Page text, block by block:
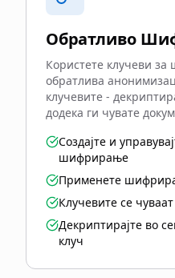
Обратливо
Користете клучеви
обратлива
клучевите -
додека ги чувате
Создајте и
шифрирање
Применете
Клучевите се
Декриптирајте во
клуч